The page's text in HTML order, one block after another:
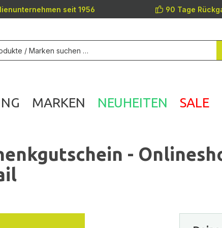
seit 1956 90 Tage
MARKEN NEUHEITEN SALE
-